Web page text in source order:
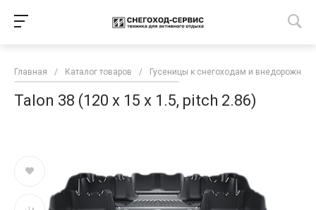
Главная / Каталог товаров / Гусеницы к снегоходам и внедорожной
Talon 38 (120 x 15 x 1.5, pitch 2.86)